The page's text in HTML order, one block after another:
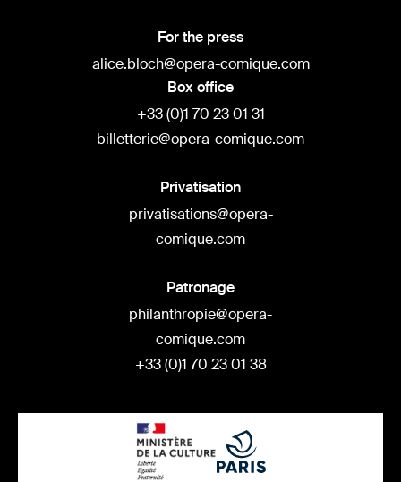
For the press
alice.bloch@opera-comique.com
Box office
+33 (0)1 70 23 01 31
billetterie@opera-comique.com
Privatisation
privatisations@opera-
comique.com
Patronage
philanthropie@opera-
comique.com
+33 (0)1 70 23 01 38